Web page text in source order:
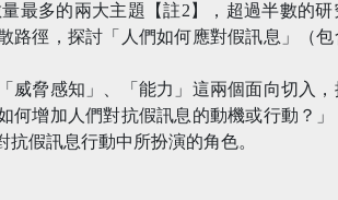
量最多的兩大主題【註2】，超過半數的
路徑，探討「人們如何應對假訊息」（
威脅感知」、「能力」這兩個面向切入
何增加人們對抗假訊息的動機或行動？」
抗假訊息行動中所扮演的角色。